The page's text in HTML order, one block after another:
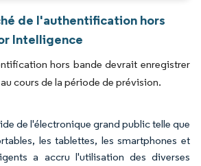
de l'authentification hors
Intelligence
hors bande devrait enregistrer
cours de la période de prévision.
de l'électronique grand public telle que
les tablettes, les smartphones et
a accru l'utilisation des diverses